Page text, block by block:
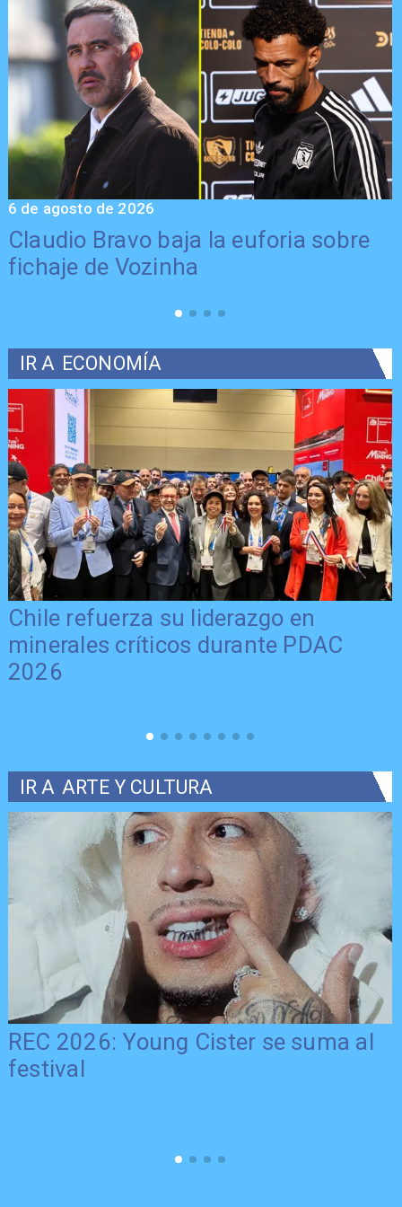
Claudio Bravo baja la euforia sobre
fichaje de Vozinha
6 de agosto de 2026
IR A ECONOMÍA
Chile refuerza su liderazgo en
minerales críticos durante PDAC
2026
IR A ARTE Y CULTURA
REC 2026: Young Cister se suma al
festival